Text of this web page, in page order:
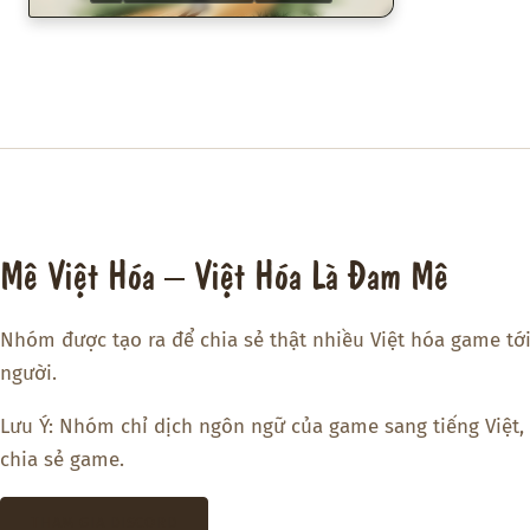
Mê Việt Hóa – Việt Hóa Là Đam Mê
Nhóm được tạo ra để chia sẻ thật nhiều Việt hóa game
người.
Lưu Ý: Nhóm chỉ dịch ngôn ngữ của game sang tiếng
chia sẻ game.